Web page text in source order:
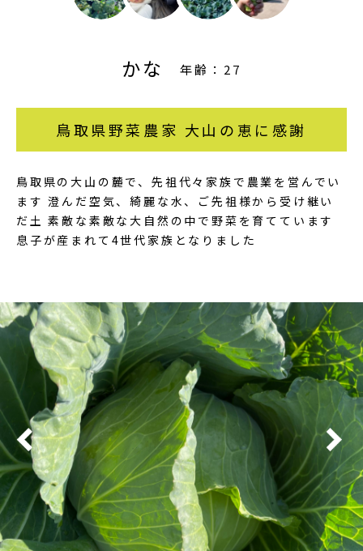
かな 年齢：27
鳥取県野菜農家 大山の恵に感謝
鳥取県の大山の麓で、先祖代々家族で農業を営んでい
ます 澄んだ空気、綺麗な水、ご先祖様から受け継い
だ土 素敵な素敵な大自然の中で野菜を育てています
息子が産まれて4世代家族となりました